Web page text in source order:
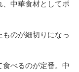
中華食材としてポ
のが細切りになっ
べるのが定番。中